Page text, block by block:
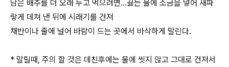
남은 배추를 더 오래 두고 먹으려면...끓는 물에 소금을 넣어 새파
랗게 데쳐 낸 뒤에 시래기를 건져
채반이나 줄에 널어 바람이 드는 곳에서 바삭하게 말린다.
* 말릴때, 주의 할 것은 데친후에는 물에 씻지 않고 그대로 건져서